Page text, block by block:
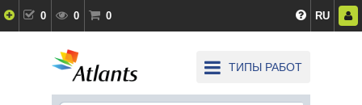
0 0 0 RU
ТИПЫ РАБОТ